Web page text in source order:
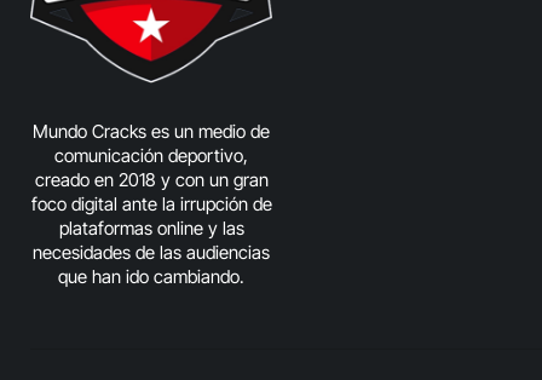
Mundo Cracks es un medio de
comunicación deportivo,
creado en 2018 y con un gran
foco digital ante la irrupción de
plataformas online y las
necesidades de las audiencias
que han ido cambiando.